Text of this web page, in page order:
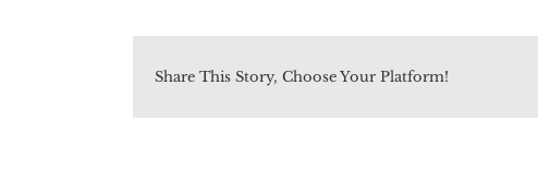
Share This Story, Choose Your Platform!